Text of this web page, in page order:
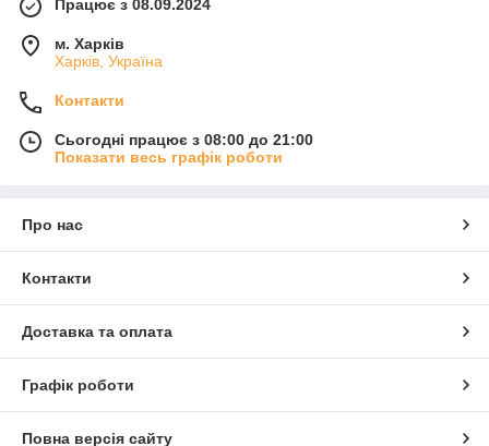
Працює з 08.09.2024
м. Харків
Харків, Україна
Контакти
Сьогодні працює з 08:00 до 21:00
Показати весь графік роботи
Про нас
Контакти
Доставка та оплата
Графік роботи
Повна версія сайту